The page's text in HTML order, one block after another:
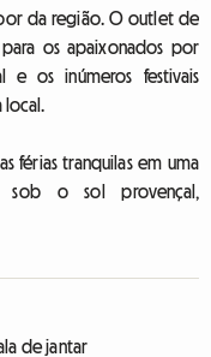
da região. O outlet de
os apaixonados por
e os inúmeros festivais
férias tranquilas em uma
sob o sol provençal,
de jantar